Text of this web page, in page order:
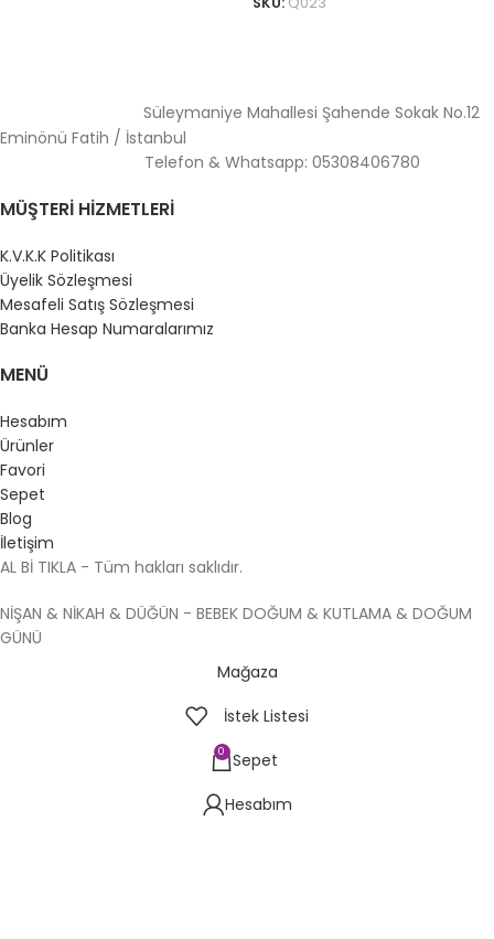
Süleymaniye Mahallesi Şahende Sokak No.12
Eminönü Fatih / İstanbul
Telefon & Whatsapp: 05308406780
MÜŞTERI HIZMETLERI
K.V.K.K Politikası
Üyelik Sözleşmesi
Mesafeli Satış Sözleşmesi
Banka Hesap Numaralarımız
MENÜ
Hesabım
Ürünler
Favori
Sepet
Blog
İletişim
AL Bİ TIKLA - Tüm hakları saklıdır.
NİŞAN & NİKAH & DÜĞÜN - BEBEK DOĞUM & KUTLAMA & DOĞUM
GÜNÜ
Mağaza
İstek Listesi
0
Sepet
Hesabım